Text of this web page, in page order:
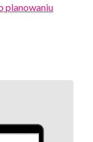
planowaniu